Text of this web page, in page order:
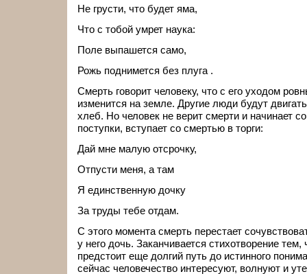
Не грусти, что будет яма,
Что с тобой умрет наука:
Поле выпашется само,
Рожь поднимется без плуга .
Смерть говорит человеку, что с его уходом
изменится на земле. Другие люди будут
хлеб. Но человек не верит смерти и начинает
поступки, вступает со смертью в торги:
Дай мне малую отсрочку,
Отпусти меня, а там
Я единственную дочку
За труды тебе отдам.
С этого момента смерть перестает
у него дочь. Заканчивается стихотворение тем,
предстоит еще долгий путь до истинного
сейчас человечество интересуют, волнуют и